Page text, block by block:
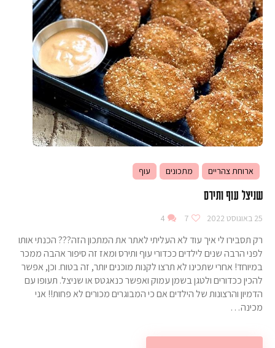
ארוחת צהריים מתכונים עוף
שניצל עוף ותירס
25 באוגוסט 2022 7
4
רק תסבירו לי איך עוד לא העליתי לאתר את המתכון הזה??? הכנתי אותו
לפני הרבה שנים לילדים ככדורי עוף ותירס ומאז זה סיפור אהבה ממכר
במיוחד! אחרי שתכינו לא תרצו לקנות מוכנים יותר, זה בטוח. וכן, אפשר
להכין ככדורים ולטגן בשמן עמוק ואפשר כנאגטס או שניצל. תעופו עם
הדמיון והרצונות של הילדים אם כי המבוגרים מכורים לא פחות!! אני
מכינה…